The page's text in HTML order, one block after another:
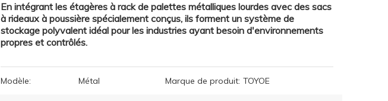
En intégrant les étagères à rack de palettes métalliques lourdes avec des sacs
à rideaux à poussière spécialement conçus, ils forment un système de
stockage polyvalent idéal pour les industries ayant besoin d'environnements
propres et contrôlés.
Modèle: Métal Marque de produit: TOYOE